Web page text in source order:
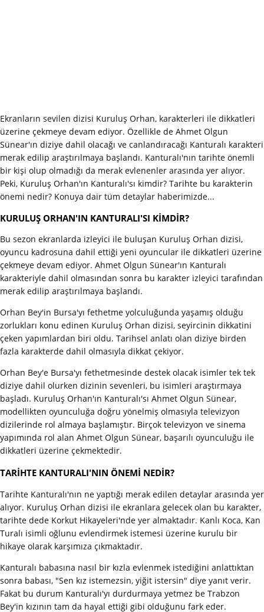
Ekranların sevilen dizisi Kuruluş Orhan, karakterleri ile dikkatleri
üzerine çekmeye devam ediyor. Özellikle de Ahmet Olgun
Sünear'ın diziye dahil olacağı ve canlandıracağı Kanturalı karakteri
merak edilip araştırılmaya başlandı. Kanturalı'nın tarihte önemli
bir kişi olup olmadığı da merak evlenenler arasında yer alıyor.
Peki, Kuruluş Orhan'ın Kanturalı'sı kimdir? Tarihte bu karakterin
önemi nedir? Konuya dair tüm detaylar haberimizde...
KURULUŞ ORHAN'IN KANTURALI'SI KİMDİR?
Bu sezon ekranlarda izleyici ile buluşan Kuruluş Orhan dizisi,
oyuncu kadrosuna dahil ettiği yeni oyuncular ile dikkatleri üzerine
çekmeye devam ediyor. Ahmet Olgun Sünear'ın Kanturalı
karakteriyle dahil olmasından sonra bu karakter izleyici tarafından
merak edilip araştırılmaya başlandı.
Orhan Bey'in Bursa'yı fethetme yolculuğunda yaşamış olduğu
zorlukları konu edinen Kuruluş Orhan dizisi, seyircinin dikkatini
çeken yapımlardan biri oldu. Tarihsel anlatı olan diziye birden
fazla karakterde dahil olmasıyla dikkat çekiyor.
Orhan Bey'e Bursa'yı fethetmesinde destek olacak isimler tek tek
diziye dahil olurken dizinin sevenleri, bu isimleri araştırmaya
başladı. Kuruluş Orhan'ın Kanturalı'sı Ahmet Olgun Sünear,
modellikten oyunculuğa doğru yönelmiş olmasıyla televizyon
dizilerinde rol almaya başlamıştır. Birçok televizyon ve sinema
yapımında rol alan Ahmet Olgun Sünear, başarılı oyunculuğu ile
dikkatleri üzerine çekmektedir.
TARİHTE KANTURALI'NIN ÖNEMİ NEDİR?
Tarihte Kanturalı'nın ne yaptığı merak edilen detaylar arasında yer
alıyor. Kuruluş Orhan dizisi ile ekranlara gelecek olan bu karakter,
tarihte dede Korkut Hikayeleri'nde yer almaktadır. Kanlı Koca, Kan
Turalı isimli oğlunu evlendirmek istemesi üzerine kurulu bir
hikaye olarak karşımıza çıkmaktadır.
Kanturalı babasına nasıl bir kızla evlenmek istediğini anlattıktan
sonra babası, "Sen kız istemezsin, yiğit istersin" diye yanıt verir.
Fakat bu durum Kanturalı'yı durdurmaya yetmez be Trabzon
Bey'in kızının tam da hayal ettiği gibi olduğunu fark eder.